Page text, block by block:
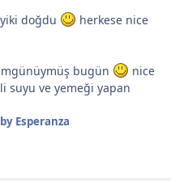
doğdu
herkese nice
bugün
nice
suyu ve yemeği yapan
Esperanza